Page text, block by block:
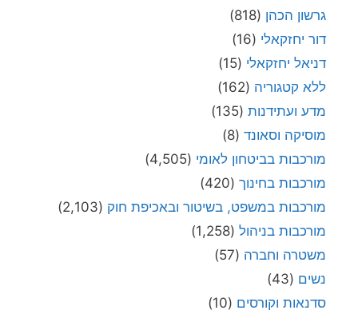
גרשון הכהן (818)
דור יחזקאלי (16)
דניאל יחזקאלי (15)
ללא קטגוריה (162)
מדע ועתידנות (135)
מוסיקה וסאונד (8)
מורכבות בביטחון לאומי (4,505)
מורכבות בחינוך (420)
מורכבות במשפט, בשיטור ובאכיפת חוק (2,103)
מורכבות בניהול (1,258)
משטרה וחברה (57)
נשים (43)
סדנאות וקורסים (10)